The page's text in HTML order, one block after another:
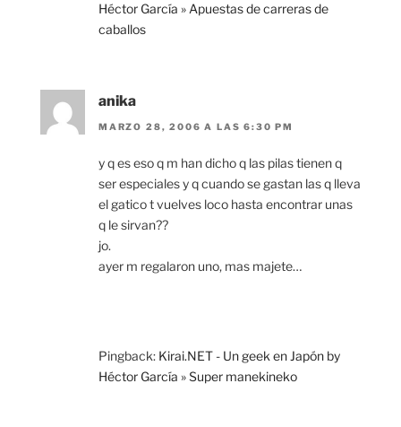
Héctor García » Apuestas de carreras de
caballos
anika
MARZO 28, 2006 A LAS 6:30 PM
y q es eso q m han dicho q las pilas tienen q
ser especiales y q cuando se gastan las q lleva
el gatico t vuelves loco hasta encontrar unas
q le sirvan??
jo.
ayer m regalaron uno, mas majete…
Pingback: Kirai.NET - Un geek en Japón by
Héctor García » Super manekineko